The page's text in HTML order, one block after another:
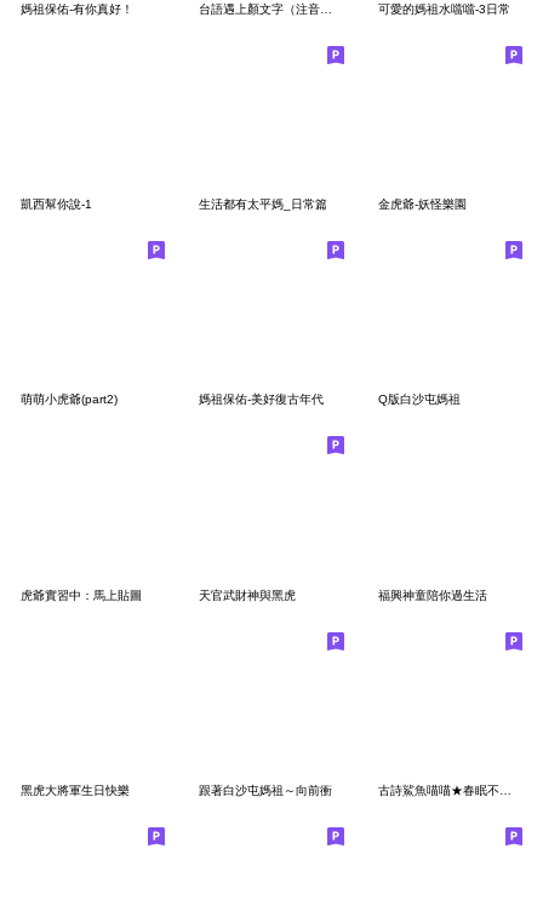
媽祖保佑-有你真好！ 可愛的媽祖水噹噹-3日常
凱西幫你說-1 生活都有太平媽_日常篇 金虎爺-妖怪樂園
萌萌小虎爺(part2) 媽祖保佑-美好復古年代 Q版白沙屯媽祖
虎爺實習中：馬上貼圖 天官武財神與黑虎 福興神童陪你過生活
黑虎大將軍生日快樂 跟著白沙屯媽祖～向前衝